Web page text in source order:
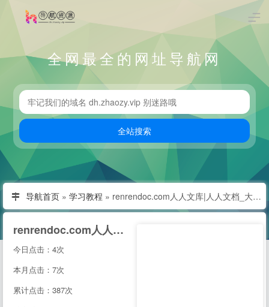
全网最全的网址导航网
导航首页 » 学习教程 » renrendoc.com人人文库|人人文档_大学文书库|机械CAD图纸|外文文献翻译|毕业设计论文|课件下载-分享平台
renrendoc.com人人文库|人人文档_大学文书库|机械CAD图纸|外文文献翻译|毕业设计论文|课件下载-分享平台
今日点击：4次
本月点击：7次
累计点击：387次